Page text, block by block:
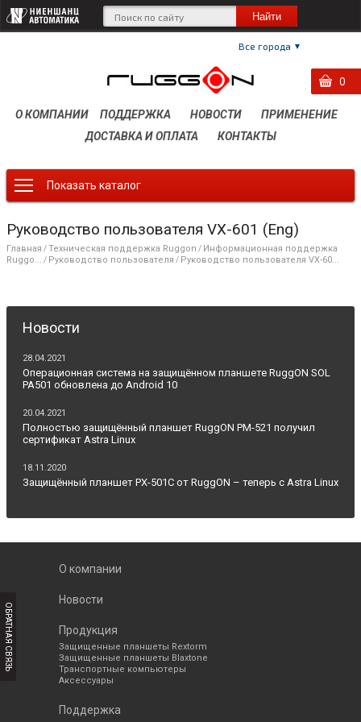
Все города
О КОМПАНИИ ПОДДЕРЖКА НОВОСТИ
ПРИМЕНЕНИЕ
ДОСТАВКА И ОПЛАТА
КОНТАКТЫ
0
Показать каталог
Руководство пользователя VX-601 (Eng)
Главная /Техническая поддержка Ruggon / Информационная поддержка
Ruggo... / Руководство пользователя / Руководство пользователя VX-60...
Новости
28.04.2021
Операционная система на защищённом планшете RuggON SOL
PA501 обновлена до Android 10
20.04.2021
Полностью защищённый планшет RuggON PM-521 получил
сертификат Astra Linux
18.11.2020
Защищённый планшет PX-501C от RuggON – теперь с Astra Linux
О компании
Новости
Продукция
Защищенные планшеты Rextorm
Защищенные планшеты Blaxtone
Транспортные компьютеры
Аксессуары
Поддержка
ОБРАТНАЯ СВЯЗЬ
0
0